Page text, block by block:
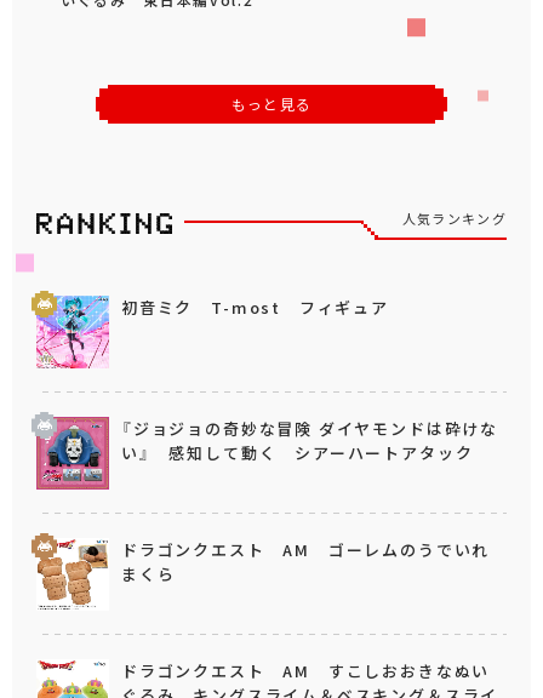
もっと見る
人気ランキング
初音ミク T-most フィギュア
『ジョジョの奇妙な冒険 ダイヤモンドは砕けな
い』 感知して動く シアーハートアタック
ドラゴンクエスト AM ゴーレムのうでいれ
まくら
ドラゴンクエスト AM すこしおおきなぬい